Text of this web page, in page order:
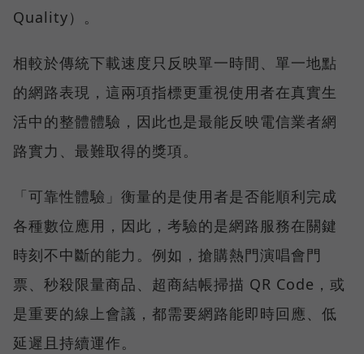
Quality）。
相較於傳統下載速度只反映單一時間、單一地點
的網路表現，這兩項指標更重視使用者在真實生
活中的整體體驗，因此也是最能反映電信業者網
路實力、最難取得的獎項。
「可靠性體驗」衡量的是使用者是否能順利完成
各種數位應用，因此，考驗的是網路服務在關鍵
時刻不中斷的能力。例如，搶購熱門演唱會門
票、秒殺限量商品、超商結帳掃描 QR Code，或
是重要的線上會議，都需要網路能即時回應、低
延遲且持續運作。